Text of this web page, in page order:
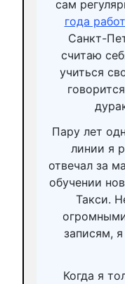
сам
года
Санкт-
считаю
учиться
Пару лет
линии я
отвечал за
обучении
Такси.
записям,
Когда я